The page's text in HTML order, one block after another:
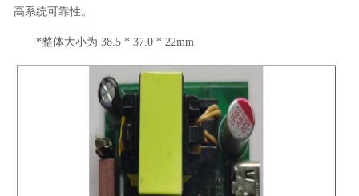
高系统可靠性。
*整体大小为 38.5 * 37.0 * 22mm